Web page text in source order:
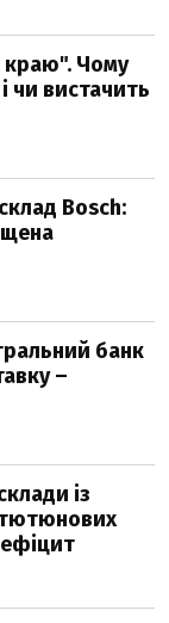
краю". Чому
чи вистачить
Bosch:
банк
–
із